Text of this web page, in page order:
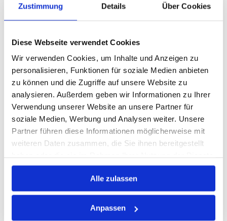
Zustimmung Details Über Cookies
Diese Webseite verwendet Cookies
Wir verwenden Cookies, um Inhalte und Anzeigen zu
personalisieren, Funktionen für soziale Medien anbieten
zu können und die Zugriffe auf unsere Website zu
analysieren. Außerdem geben wir Informationen zu Ihrer
Verwendung unserer Website an unsere Partner für
soziale Medien, Werbung und Analysen weiter. Unsere
Partner führen diese Informationen möglicherweise mit
weiteren Daten zusammen, die Sie ihnen bereitgestellt
gesammelt haben.
Alle zulassen
Anpassen
63 Varianten
STK
Losgröße 250
Nicht auf Lager
Print
PRODUKTBESCHREIBUNG